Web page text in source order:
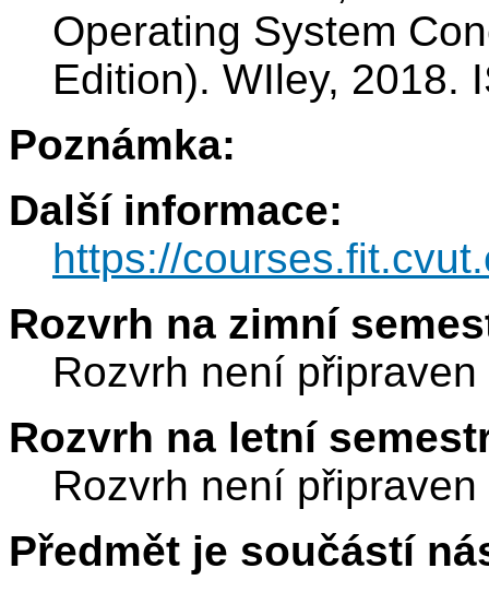
Operating System
Edition). WIley, 2018.
Poznámka:
Další informace:
https://
Rozvrh na zimní
Rozvrh není připraven
Rozvrh na letní
Rozvrh není připraven
Předmět je součástí